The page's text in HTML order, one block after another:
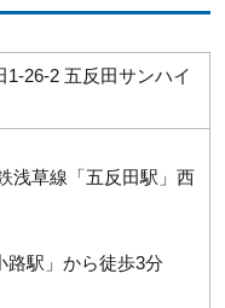
26-2 五反田サンハイ
浅草線「五反田駅」西
路駅」から徒歩3分